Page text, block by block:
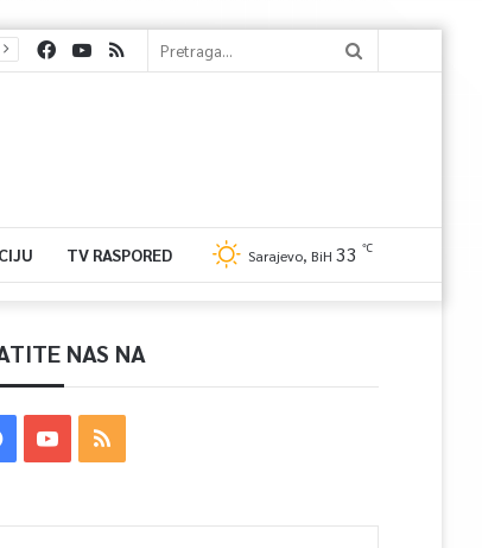
TV RASPORED Sarajevo, BiH 33 ℃
NAS NA